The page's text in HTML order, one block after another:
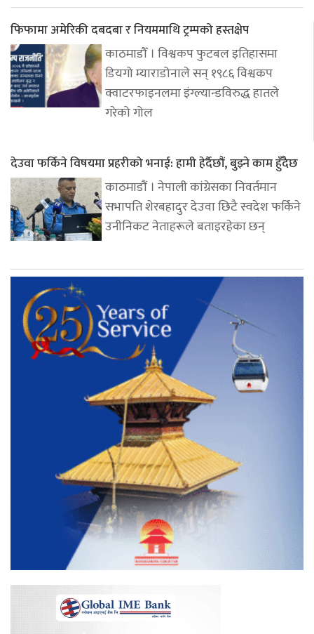
फिफामा अमेरिकी दबदबा र नियममाथि ट्रम्पको हस्तक्षेप
काठमाडौँ । विश्वकप फुटबल इतिहासमा
डियगो म्याराडोनाले सन् १९८६ विश्वकप
क्वाटरफाइनलमा इंग्ल्यान्डविरुद्ध हातले
गरेको गोल
देउवा फर्किने विषयमा प्रहरीको भनाई: हामी हेर्दैछौं, बुझ्ने काम हुँदैछ
काठमाडौं । नेपाली कांग्रेसका निवर्तमान
सभापति शेरबहादुर देउवा छिटै स्वदेश फर्किने
उनीनिकट नेताहरूले बताइरहेका छन्